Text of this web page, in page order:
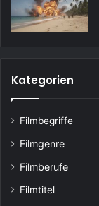
Kategorien
Filmbegriffe
Filmgenre
Filmberufe
Filmtitel